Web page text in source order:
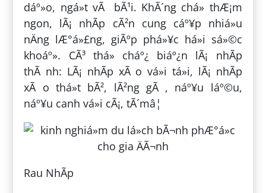
dáº»o, ngá»t vÃ bÃ¹i. KhÃ´ng chá» thÆ¡m
ngon, lÃ¡ nhÃ­p cÃ²n cung cáº¥p nhiá»u
nÄng lÆ°á»£ng, giÃºp phá»¥c há»i sá»©c
khoáº». CÃ³ thá» cháº¿ biáº¿n lÃ¡ nhÃ­p
thÃ nh: LÃ¡ nhÃ­p xÃ o vá»i tá»i, lÃ¡ nhÃ­p
xÃ o thá»t bÃ², lÃ²ng gÃ , náº¥u láº©u,
náº¥u canh vá»i cÃ¡, tÃ´mâ¦
Rau NhÃ­p